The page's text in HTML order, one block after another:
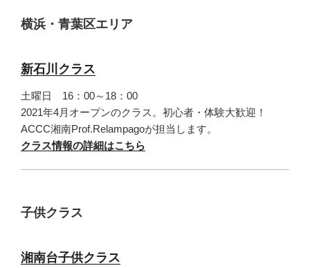
横浜・青葉区エリア
新石川クラス
土曜日 16：00～18：00
2021年4月オープンのクラス。初心者・体験大歓迎！
ACCC湘南Prof.Relampagoが担当します。
クラス情報の詳細はこちら
子供クラス
湘南台子供クラス